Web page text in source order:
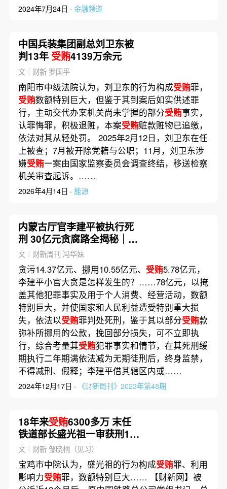
2024年7月24日 · 金融频道
中国兵装集团副总刘卫东被
判13年受贿4139万余元
文｜财新 罗国平
南阳市中级法院认为，刘卫东的行为构成受贿罪，
受贿数额特别巨大，但鉴于其到案后如实供述罪
行，主动交代办案机关尚未掌握的部分受贿事实，
认罪悔罪，积极退赃，本案受贿赃款赃物已追缴，
依法对其从轻处罚。 2025年2月12日，刘卫东在任
上被查；7月被开除党籍与公职；11月，刘卫东涉
嫌受贿一案由国家监察委员会调查终结，移送检察
机关审查起诉。……
2026年4月14日 · 能源
内蒙古厅官李建平被执行死
刑 30亿元贪腐路全揭秘｜前
事·后事
文｜财新周刊 冯华妹
贪污14.37亿元、挪用10.55亿元、 受贿5.78亿元，
李建平小官大贪是怎样发生的？……78亿元，以掩
盖其他犯罪事实及用于个人消费、经营活动，数额
特别巨大，并使国家和人民利益遭受特别重大损
失，依法以受贿罪判处死刑，鉴于其以部分受贿款
弥补所挪用的公款，挽回部分损失，可不立即执
行，综合考量其受贿犯罪事实和情节，在其死刑缓
期执行二年期满依法减为无期徒刑后，终身监禁，
不得减刑、假释；李建平借其辖区内或……
2024年12月17日 · 《财新周刊》2023年第48期
18年来受贿6300多万 末任
铁道部长盛光祖一审获刑15
年
文｜财新 邹晓桐（见习）
宝鸡市中院认为，盛光祖的行为构成受贿罪、利用
影响力受贿罪，数额特别巨大…… 【财新网】被